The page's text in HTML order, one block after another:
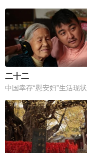
二十二
中国幸存“慰安妇”生活现状